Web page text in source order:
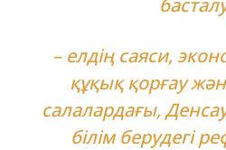
– елдің саяси,
құқық қорғау
салалардағы,
білім берудегі